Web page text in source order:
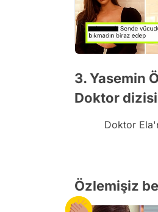
3. Yasemin
Doktor
Doktor
Özlemişiz